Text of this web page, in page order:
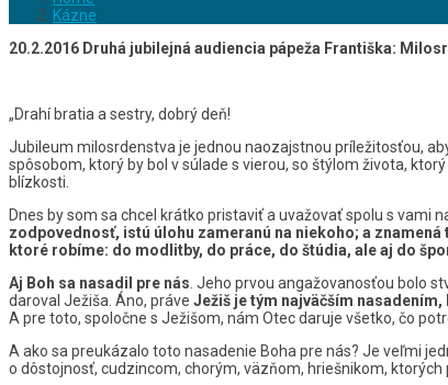
Kázne
20.2.2016 Druhá jubilejná audiencia pápeža Františka:
„Drahí bratia a sestry, dobrý deň!
Jubileum milosrdenstva je jednou naozajstnou príležitosťou,
spôsobom, ktorý by bol v súlade s vierou, so štýlom života,
blízkosti.
Dnes by som sa chcel krátko pristaviť a uvažovať spolu s vami
zodpovednosť, istú úlohu zameranú na niekoho; a
ktoré robíme: do modlitby, do práce, do štúdia, ale aj do
Aj Boh sa nasadil pre nás . Jeho prvou angažovanosťou bolo
daroval Ježiša. Áno, práve Ježiš je tým najväčším
A pre toto, spoločne s Ježišom, nám Otec daruje všetko, čo
A ako sa preukázalo toto nasadenie Boha pre nás? Je veľmi
o dôstojnosť, cudzincom, chorým, väzňom, hriešnikom,